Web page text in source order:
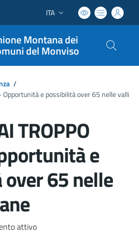
Lingua attiva:
ITA
Montana dei
del Monviso
/
Opportunità e possibilità over 65 nelle valli
TROPPO
e
65 nelle
attivo